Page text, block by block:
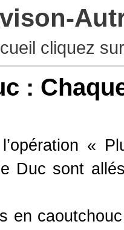
cliquez
:
«
Duc sont
en